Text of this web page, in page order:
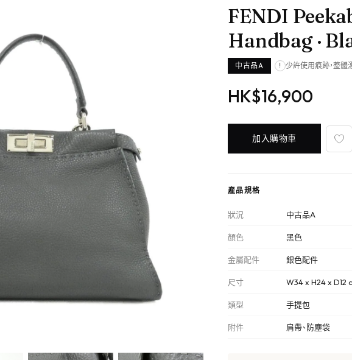
FENDI
Handbag·
中古品A ! 少許使用痕跡，整體
HK$16,900
加入購物車
產品規格
狀況 中古品A
顏色 黑色
金屬配件 銀色配件
尺寸 W34 x H24 x D12
類型 手提包
附件 肩帶、防塵袋